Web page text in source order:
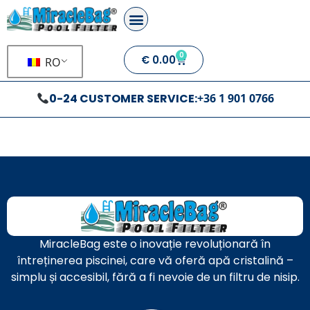
RO € 0.00 0
0-24 CUSTOMER SERVICE:+36 1 901 0766
MiracleBag este o inovație revoluționară în
întreținerea piscinei, care vă oferă apă cristalină –
simplu și accesibil, fără a fi nevoie de un filtru de nisip.